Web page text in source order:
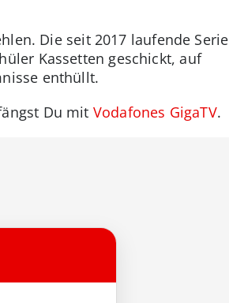
Die seit 2017 laufende Serie
Kassetten geschickt, auf
enthüllt.
Du mit Vodafones GigaTV.